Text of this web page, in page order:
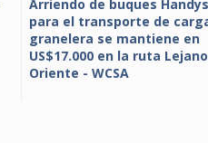
Arriendo de buques
para el transporte de
granelera se mantiene en
US$17.000 en la ruta Lejano
Oriente - WCSA